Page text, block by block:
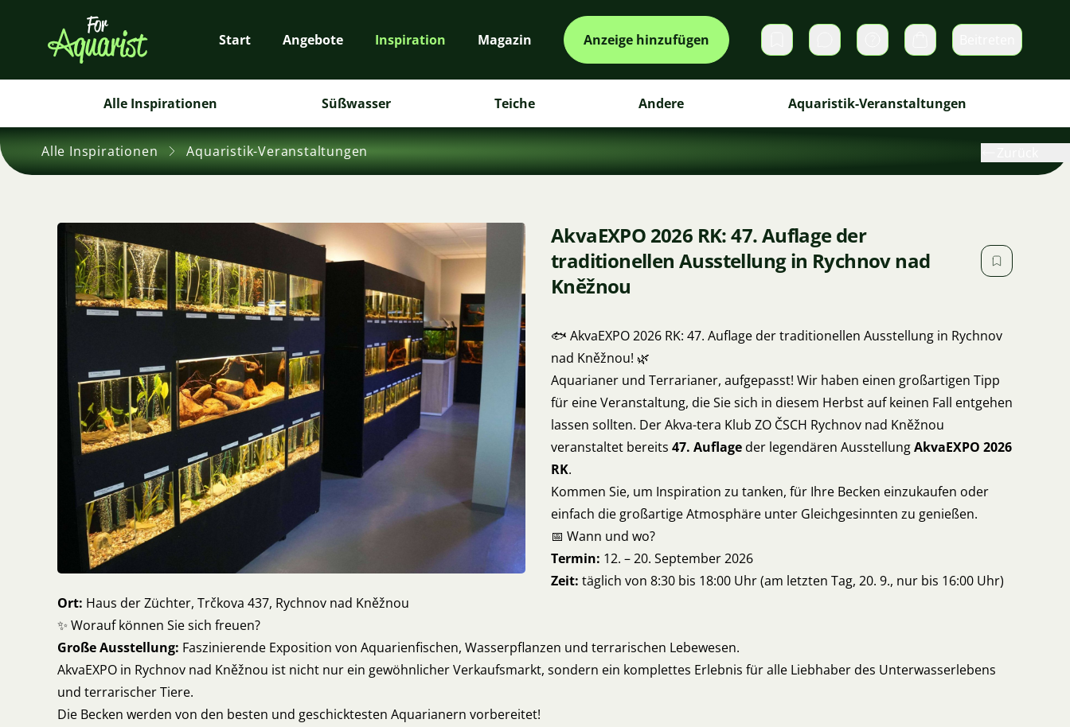
Start Angebote Inspiration Magazin Anzeige hinzufügen DirektnachrichtenWarenkorb
Alle Inspirationen Süßwasser Teiche Andere Aquaristik-Veranstaltungen
Alle Inspirationen Aquaristik-Veranstaltungen
AkvaEXPO 2026 RK: 47. Auflage der
traditionellen Ausstellung in Rychnov nad
Kněžnou
🐟 AkvaEXPO 2026 RK: 47. Auflage der traditionellen Ausstellung in Rychnov
nad Kněžnou! 🌿
Aquarianer und Terrarianer, aufgepasst! Wir haben einen großartigen Tipp
für eine Veranstaltung, die Sie sich in diesem Herbst auf keinen Fall entgehen
lassen sollten. Der Akva-tera Klub ZO ČSCH Rychnov nad Kněžnou
veranstaltet bereits 47. Auflage der legendären AusstellungAkvaEXPO 2026
RK.
Kommen Sie, um Inspiration zu tanken, für Ihre Becken einzukaufen oder
einfach die großartige Atmosphäre unter Gleichgesinnten zu genießen.
📅 Wann und wo?
Termin: 12. – 20. September 2026
Zeit: täglich von 8:30 bis 18:00 Uhr (am letzten Tag, 20. 9., nur bis 16:00 Uhr)
Ort: Haus der Züchter, Trčkova 437, Rychnov nad Kněžnou
✨ Worauf können Sie sich freuen?
Große Ausstellung: Faszinierende Exposition von Aquarienfischen, Wasserpflanzen und terrarischen Lebewesen.
AkvaEXPO in Rychnov nad Kněžnou ist nicht nur ein gewöhnlicher Verkaufsmarkt, sondern ein komplettes Erlebnis für alle Liebhaber des Unterwasserlebens
und terrarischer Tiere.
Die Becken werden von den besten und geschicktesten Aquarianern vorbereitet!